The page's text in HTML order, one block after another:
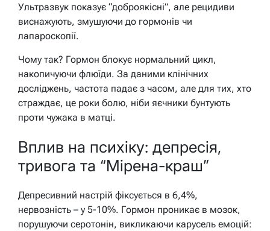
Ультразвук показує “доброякісні”, але рецидиви
виснажують, змушуючи до гормонів чи
лапароскопії.
Чому так? Гормон блокує нормальний цикл,
накопичуючи флюїди. За даними клінічних
досліджень, частота падає з часом, але для тих, хто
страждає, це роки болю, ніби яєчники бунтують
проти чужака в матці.
Вплив на психіку: депресія,
тривога та “Мірена-краш”
Депресивний настрій фіксується в 6,4%,
нервозність – у 5-10%. Гормон проникає в мозок,
порушуючи серотонін, викликаючи карусель емоцій: